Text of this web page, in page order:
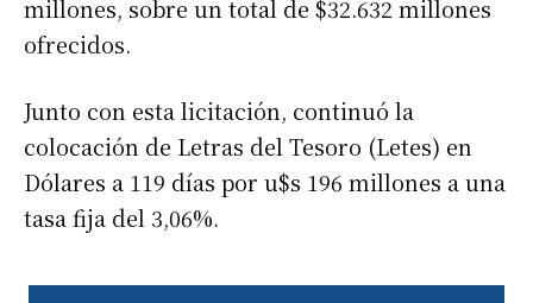
millones, sobre un total de $32.632 millones
ofrecidos.
Junto con esta licitación, continuó la
colocación de Letras del Tesoro (Letes) en
Dólares a 119 días por u$s 196 millones a una
tasa fija del 3,06%.